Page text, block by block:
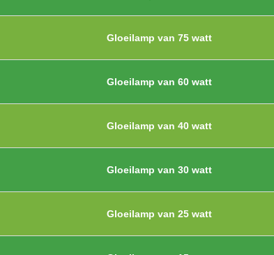
Gloeilamp van 75 watt
Gloeilamp van 60 watt
Gloeilamp van 40 watt
Gloeilamp van 30 watt
Gloeilamp van 25 watt